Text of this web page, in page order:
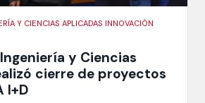
Y CIENCIAS APLICADAS INNOVACIÓN
y Ciencias
cierre de proyectos
I+D